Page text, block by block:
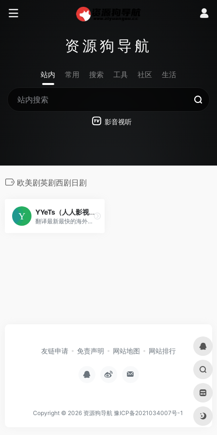
资源狗导航
站内 常用 搜索 工具 社区 生活
影音视听
欧美剧英剧西剧日剧
YYeTs（人人影视）
翻译最新最快的海外影视剧字幕。
友链申请 免责声明 网站地图 网站排行
Copyright © 2026 资源狗导航 豫ICP备2021034007号-1